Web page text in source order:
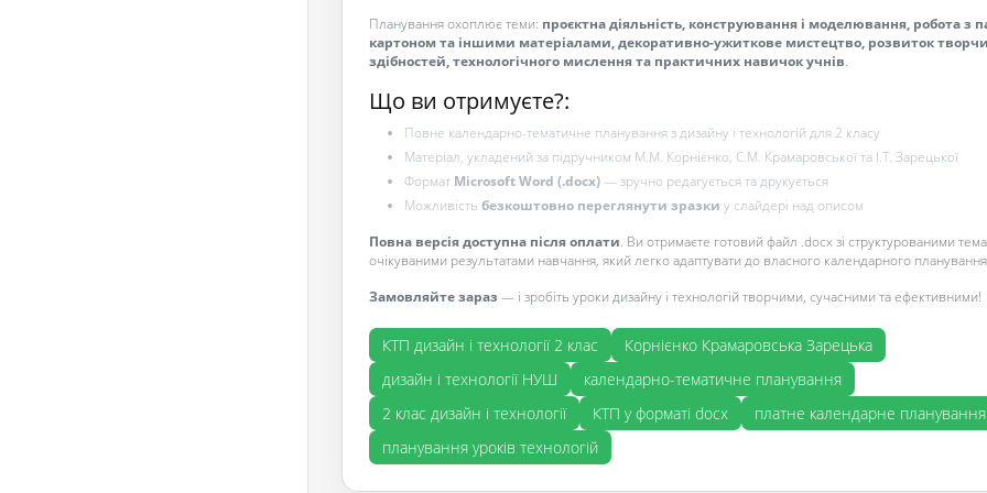
Планування охоплює теми: проєктна діяльність, конструювання і моделювання, робота з
картоном та іншими матеріалами, декоративно-ужиткове мистецтво, розвиток
здібностей, технологічного мислення та практичних навичок учнів.
Що ви отримуєте?:
Повне календарно-тематичне планування з дизайну і технологій для 2 класу
Матеріал, укладений за підручником М.М. Корнієнко, С.М. Крамаровської та І.Т. Зарецької
Формат Microsoft Word (.docx) — зручно редагується та друкується
Можливість безкоштовно переглянути зразки у слайдері над описом
Повна версія доступна після оплати. Ви отримаєте готовий файл .docx зі структурованими
очікуваними результатами навчання, який легко адаптувати до власного календарного
Замовляйте зараз — і зробіть уроки дизайну і технологій творчими, сучасними та ефективними!
КТП дизайн і технології 2 клас
Корнієнко Крамаровська Зарецька
дизайн і технології НУШ
календарно-тематичне планування
2 клас дизайн і технології
КТП у форматі docx
платне календарне планування
планування уроків технологій